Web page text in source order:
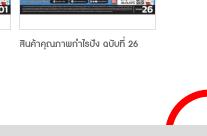
สินค้าคุณภาพกำไรปัง ฉบับที่ 26